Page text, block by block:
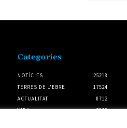
Categories
NOTÍCIES
25218
TERRES DE L'EBRE
17524
ACTUALITAT
8712
VIDA
5869